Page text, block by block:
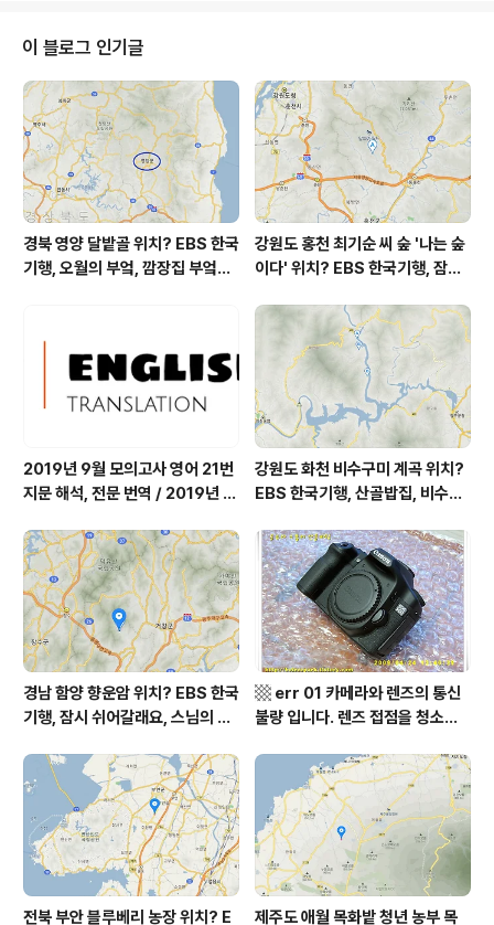
r/main/index.do 유별난 맛집 - 아ㆍ삼ㆍ들 = 아귀찜 +
삼계탕 + 들깨칼국수 경기도 고양시 덕양구 원당로 332
(지번) 경기도 고양시 덕양구 원당동 439-1 - ☎ 0..
이 블로그 인기글
경북 영양 달밭골 위치? EBS 한국
기행, 오월의 부엌, 깜장집 부엌은
한 곳, 영양읍 상원리. KBS 인간극
장 임분노미 할머니
강원도 홍천 최기순 씨 숲 '나는 숲
이다' 위치? EBS 한국기행, 잠시
군 최기순 씨 캠핑장 펜션 어디? /
강원도 홍천군 가볼 만한 곳, (구)
까르돈, kbs 인간극장
2019년 9월 모의고사 영어 21번
지문 해석, 전문 번역 / 2019년 9
역, 평가원 2019년 고3 9월 영어
영역 외국어영역 전문 해석, Engli
sh to Korean translation
강원도 화천 비수구미 계곡 위치?
EBS 한국기행, 산골밥집, 비수구
부 화천군 비수구미 낙타민박 어
디? / 강원도 화천군 가볼 만한 곳
비수구미 마을, 파로호
경남 함양 향운암 위치? EBS 한국
기행, 잠시 쉬어갈래요, 스님의 어
상남도 함양군 가볼 만한 곳, 용추
계곡 향운암 명천스님, 덕유산 황
석산 거망산 기백산
▩ err 01 카메라와 렌즈의 통신
불량 입니다. 렌즈 접점을 청소하
전북 부안 블루베리 농장 위치? E 제주도 애월 목화밭 청년 농부 목